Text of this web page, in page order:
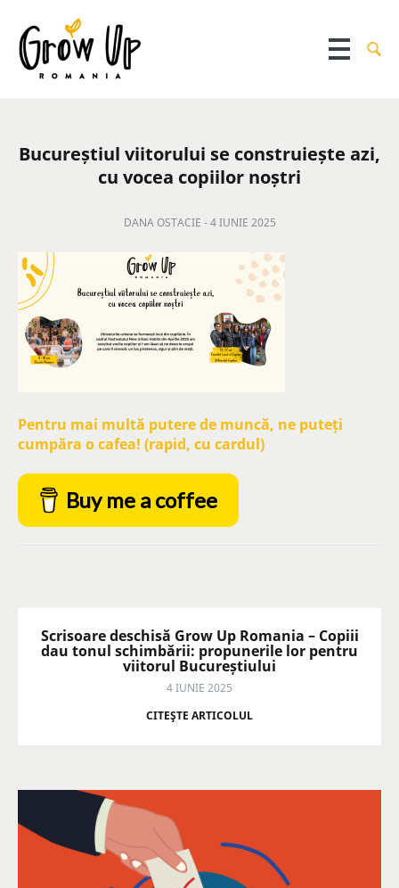
Bucureștiul viitorului se construiește azi,
cu vocea copiilor noștri
DANA OSTACIE -4 IUNIE 2025
Pentru mai multă putere de muncă, ne puteți
cumpăra o cafea! (rapid, cu cardul)
Buy me a coffee
Scrisoare deschisă Grow Up Romania – Copiii
dau tonul schimbării: propunerile lor pentru
viitorul Bucureștiului
4 IUNIE 2025
CITEŞTE ARTICOLUL